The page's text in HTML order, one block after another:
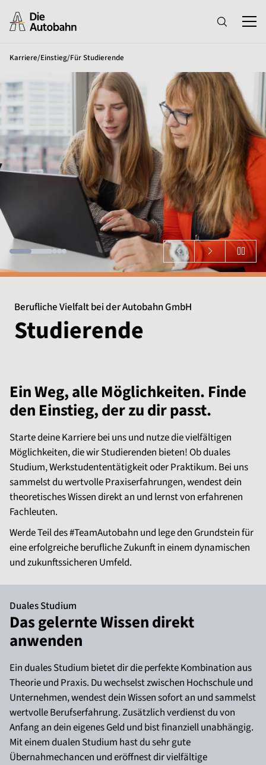
Karriere/Einstieg/Für Studierende
Berufliche Vielfalt bei der Autobahn GmbH
Studierende
Ein Weg, alle Möglichkeiten. Finde
den Einstieg, der zu dir passt.
Starte deine Karriere bei uns und nutze die vielfältigen
Möglichkeiten, die wir Studierenden bieten! Ob duales
Studium, Werkstudententätigkeit oder Praktikum. Bei uns
sammelst du wertvolle Praxiserfahrungen, wendest dein
theoretisches Wissen direkt an und lernst von erfahrenen
Fachleuten.
Werde Teil des #TeamAutobahn und lege den Grundstein für
eine erfolgreiche berufliche Zukunft in einem dynamischen
und zukunftssicheren Umfeld.
Duales Studium
Das gelernte Wissen direkt
anwenden
Ein duales Studium bietet dir die perfekte Kombination aus
Theorie und Praxis. Du wechselst zwischen Hochschule und
Unternehmen, wendest dein Wissen sofort an und sammelst
wertvolle Berufserfahrung. Zusätzlich verdienst du von
Anfang an dein eigenes Geld und bist finanziell unabhängig.
Mit einem dualen Studium hast du sehr gute
Übernahmechancen und eröffnest dir vielfältige